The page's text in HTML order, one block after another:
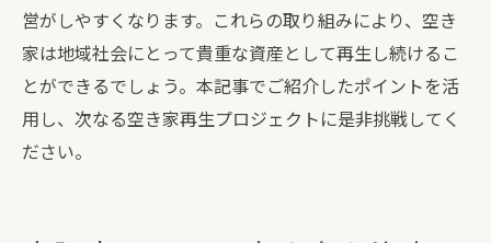
空き家を資産に変えるための具体的な行動
計画
空き家を新たな資産に変えるための成功事例と
教訓
営がしやすくなります。これらの取り組みにより、空き
家は地域社会にとって貴重な資産として再生し続けるこ
とができるでしょう。本記事でご紹介したポイントを活
用し、次なる空き家再生プロジェクトに是非挑戦してく
ださい。